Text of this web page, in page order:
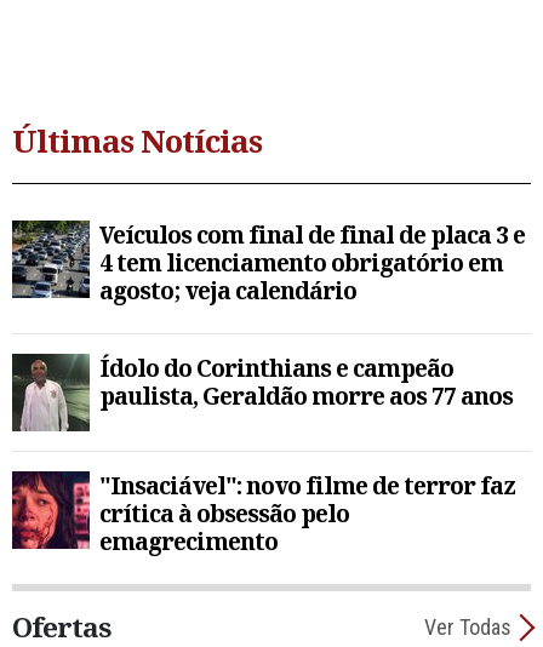
Últimas Notícias
Veículos com final de final de placa 3 e
4 tem licenciamento obrigatório em
agosto; veja calendário
Ídolo do Corinthians e campeão
paulista, Geraldão morre aos 77 anos
"Insaciável": novo filme de terror faz
crítica à obsessão pelo
emagrecimento
Ofertas Ver Todas